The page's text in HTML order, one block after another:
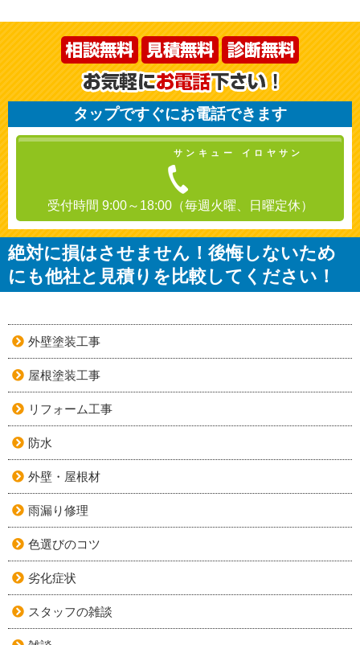
タップですぐにお電話できます
サンキュー イロヤサン
受付時間 9:00～18:00（毎週火曜、日曜定休）
絶対に損はさせません！後悔しないため
にも他社と見積りを比較してください！
外壁塗装工事
屋根塗装工事
リフォーム工事
防水
外壁・屋根材
雨漏り修理
色選びのコツ
劣化症状
スタッフの雑談